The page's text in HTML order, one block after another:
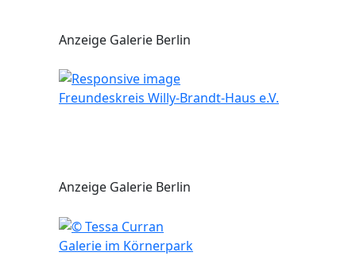
Anzeige Galerie Berlin
Freundeskreis Willy-Brandt-Haus e.V.
Anzeige Galerie Berlin
Galerie im Körnerpark